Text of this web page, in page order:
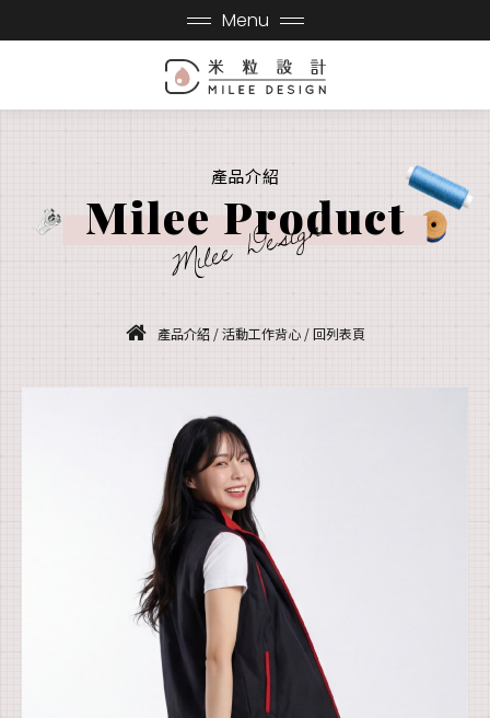
Menu
產品介紹
Milee Product
Milee Design
產品介紹 / 活動工作背心 / 回列表頁